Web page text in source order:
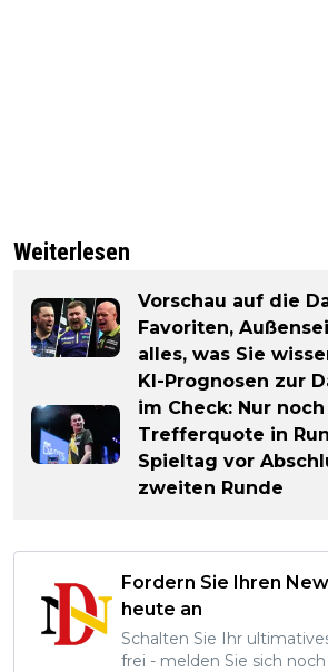
Weiterlesen
Vorschau auf die
Favoriten,
alles, was Sie
KI-Prognosen zur
im Check: Nur noch
Trefferquote in
Spieltag vor
zweiten Runde
Fordern Sie Ihren
heute an
Schalten Sie Ihr
frei - melden Sie sich